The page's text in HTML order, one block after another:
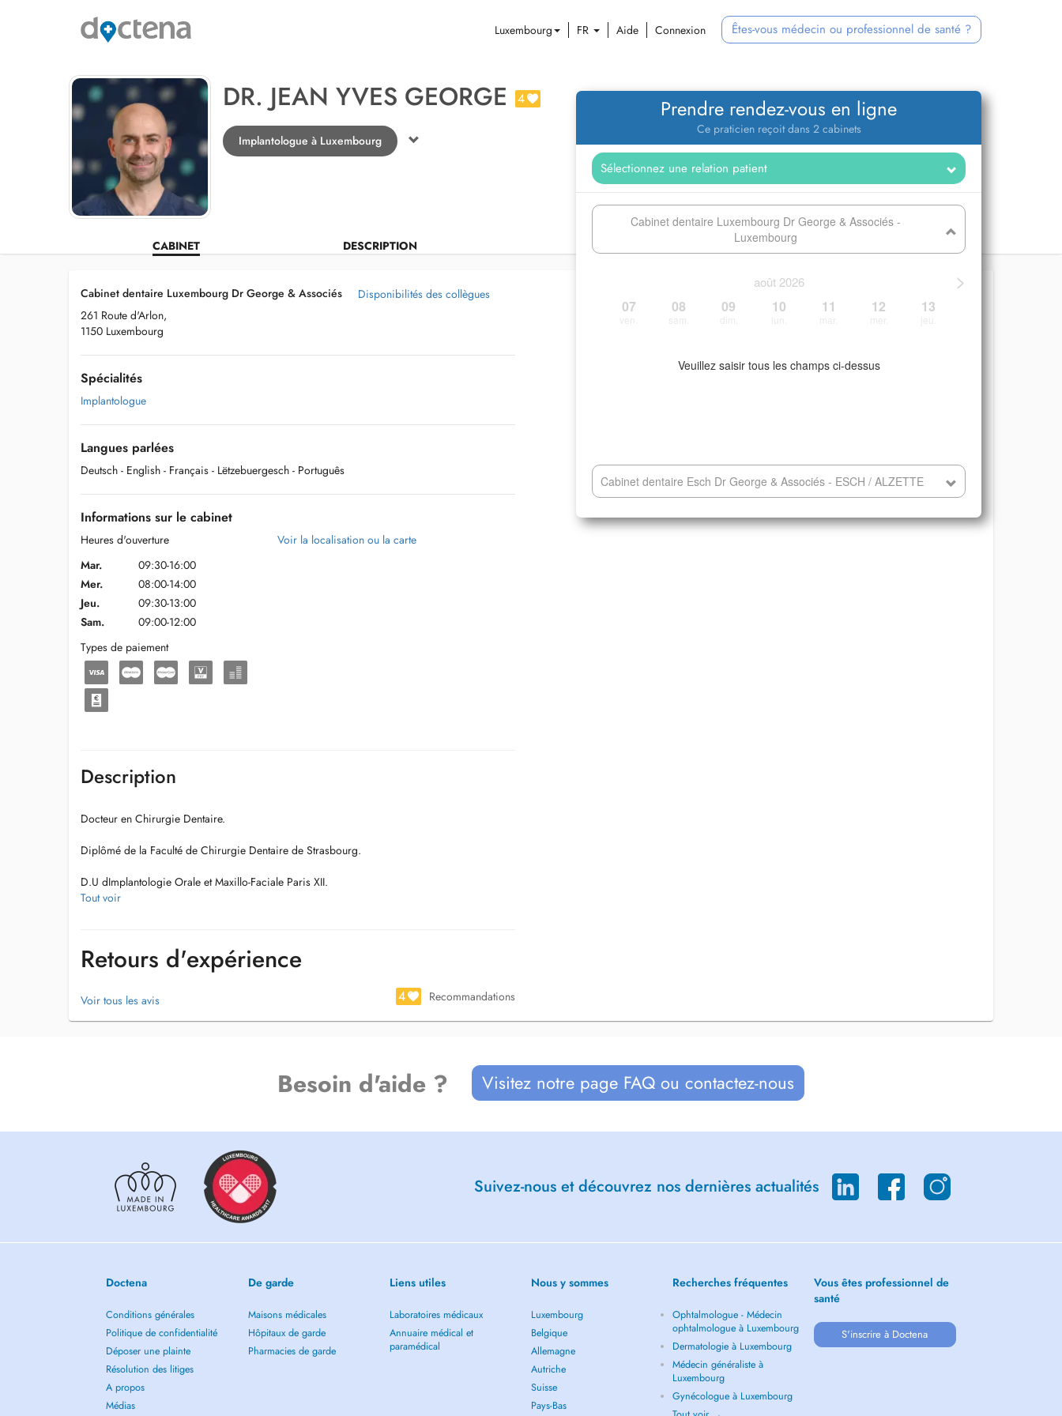
Luxembourg FR Aide Connexion Êtes-vous médecin ou professionnel de santé ?
DR. JEAN YVES GEORGE 4
Implantologue à Luxembourg
CABINET DESCRIPTION
Prendre rendez-vous en ligne
Ce praticien reçoit dans 2 cabinets
Cabinet dentaire Luxembourg Dr George & Associés -
Luxembourg
>
août 2026
07 08 09 10 11 12 13
Veuillez saisir tous les champs ci-dessus
Cabinet dentaire Esch Dr George & Associés - ESCH / ALZETTE
Cabinet dentaire Luxembourg Dr George & Associés
261 Route d'Arlon,
1150 Luxembourg
Disponibilités des collègues
Spécialités
Implantologue
Langues parlées
Deutsch - English - Français - Lëtzebuergesch - Português
Informations sur le cabinet
Heures d'ouverture
Mar.
09:30-16:00
Mer.
08:00-14:00
Jeu.
09:30-13:00
Sam.
09:00-12:00
Types de paiement
Voir la localisation ou la carte
Description
Docteur en Chirurgie Dentaire.
Diplômé de la Faculté de Chirurgie Dentaire de Strasbourg.
D.U dImplantologie Orale et Maxillo-Faciale Paris XII.
Post Graduate Certificate in Periodontology and Implantology New York.
Membre de la Société Française dImplantologie.
Le Dr Jean-Yves GEORGE pratique limplantologie dentaire et notamment la mise en place
des implants dentaires dans le cabinet dentaire dEsch-sur-Alzette et de Luxembourg.
Tout voir
Retours d'expérience
Voir tous les avis 4 Recommandations
Besoin d'aide ? Visitez notre page FAQ ou contactez-nous
Suivez-nous et découvrez nos dernières actualités
Doctena
Conditions générales
Politique de confidentialité
Déposer une plainte
Résolution des litiges
A propos
Médias
De garde
Maisons médicales
Hôpitaux de garde
Pharmacies de garde
Liens utiles
Laboratoires médicaux
Annuaire médical et
paramédical
Nous y sommes
Luxembourg
Belgique
Allemagne
Autriche
Suisse
Pays-Bas
Recherches fréquentes
Ophtalmologue - Médecin
ophtalmologue à Luxembourg
Dermatologie à Luxembourg
Médecin généraliste à
Luxembourg
Gynécologue à Luxembourg
Vous êtes professionnel de
santé
S'inscrire à Doctena